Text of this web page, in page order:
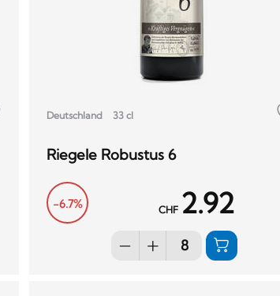
Deutschland 33 cl
Riegele Robustus 6
-6.7% CHF 2.92